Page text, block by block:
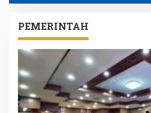
PEMERINTAH